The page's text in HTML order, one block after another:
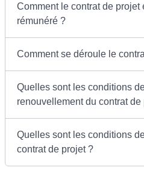
Comment le contrat de projet
rémunéré ?
Comment se déroule le
Quelles sont les conditions
renouvellement du contrat de
Quelles sont les conditions
contrat de projet ?